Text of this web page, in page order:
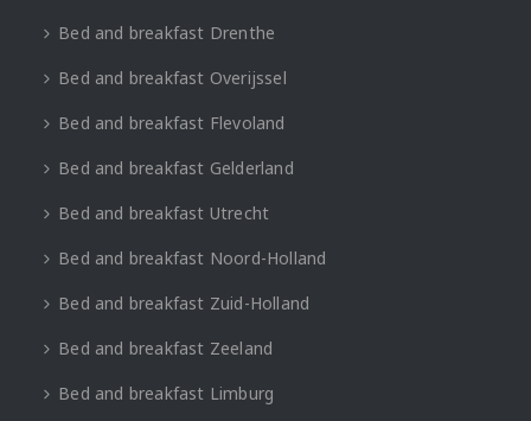
Bed and breakfast Drenthe
Bed and breakfast Overijssel
Bed and breakfast Flevoland
Bed and breakfast Gelderland
Bed and breakfast Utrecht
Bed and breakfast Noord-Holland
Bed and breakfast Zuid-Holland
Bed and breakfast Zeeland
Bed and breakfast Limburg